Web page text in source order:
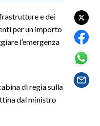
e dei
per un importo
l’emergenza
di regia sulla
dal ministro